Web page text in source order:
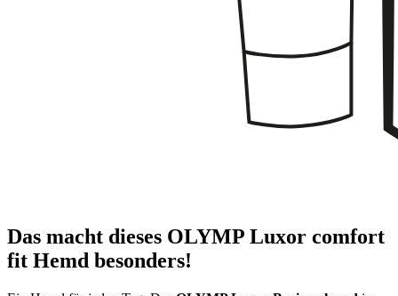
Das macht dieses OLYMP Luxor comfort
fit Hemd besonders!